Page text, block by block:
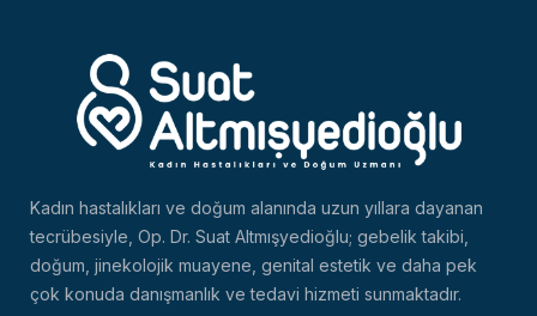
Kadın hastalıkları ve doğum alanında uzun yıllara dayanan
tecrübesiyle, Op. Dr. Suat Altmışyedioğlu; gebelik takibi,
doğum, jinekolojik muayene, genital estetik ve daha pek
çok konuda danışmanlık ve tedavi hizmeti sunmaktadır.